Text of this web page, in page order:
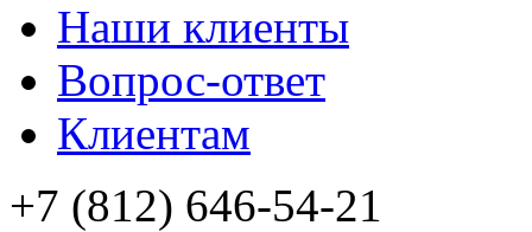
Наши клиенты
Вопрос-ответ
Клиентам
+7 (812) 646-54-21